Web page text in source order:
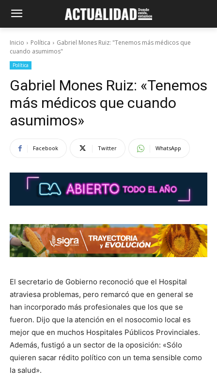
Inicio Política
Gabriel Mones Ruiz: "Tenemos más médicos que
cuando asumimos"
Política
Gabriel Mones Ruiz: «Tenemos
más médicos que cuando
asumimos»
Facebook Twitter WhatsApp
El secretario de Gobierno reconoció que el Hospital
atraviesa problemas, pero remarcó que en general se
han incorporado más profesionales que los que se
fueron. Dijo que la atención en el nosocomio local es
mejor que en muchos Hospitales Públicos Provinciales.
Además, fustigó a un sector de la oposición: «Sólo
quieren sacar rédito político con un tema sensible como
la salud».